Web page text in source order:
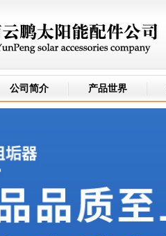
公司简介 产品世界